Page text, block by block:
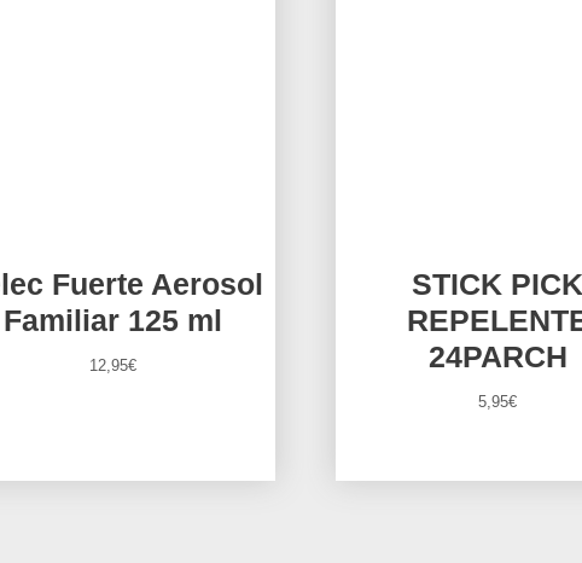
Fuerte Aerosol
Familiar 125 ml
12,95€
STICK
24PARCH
5,95€